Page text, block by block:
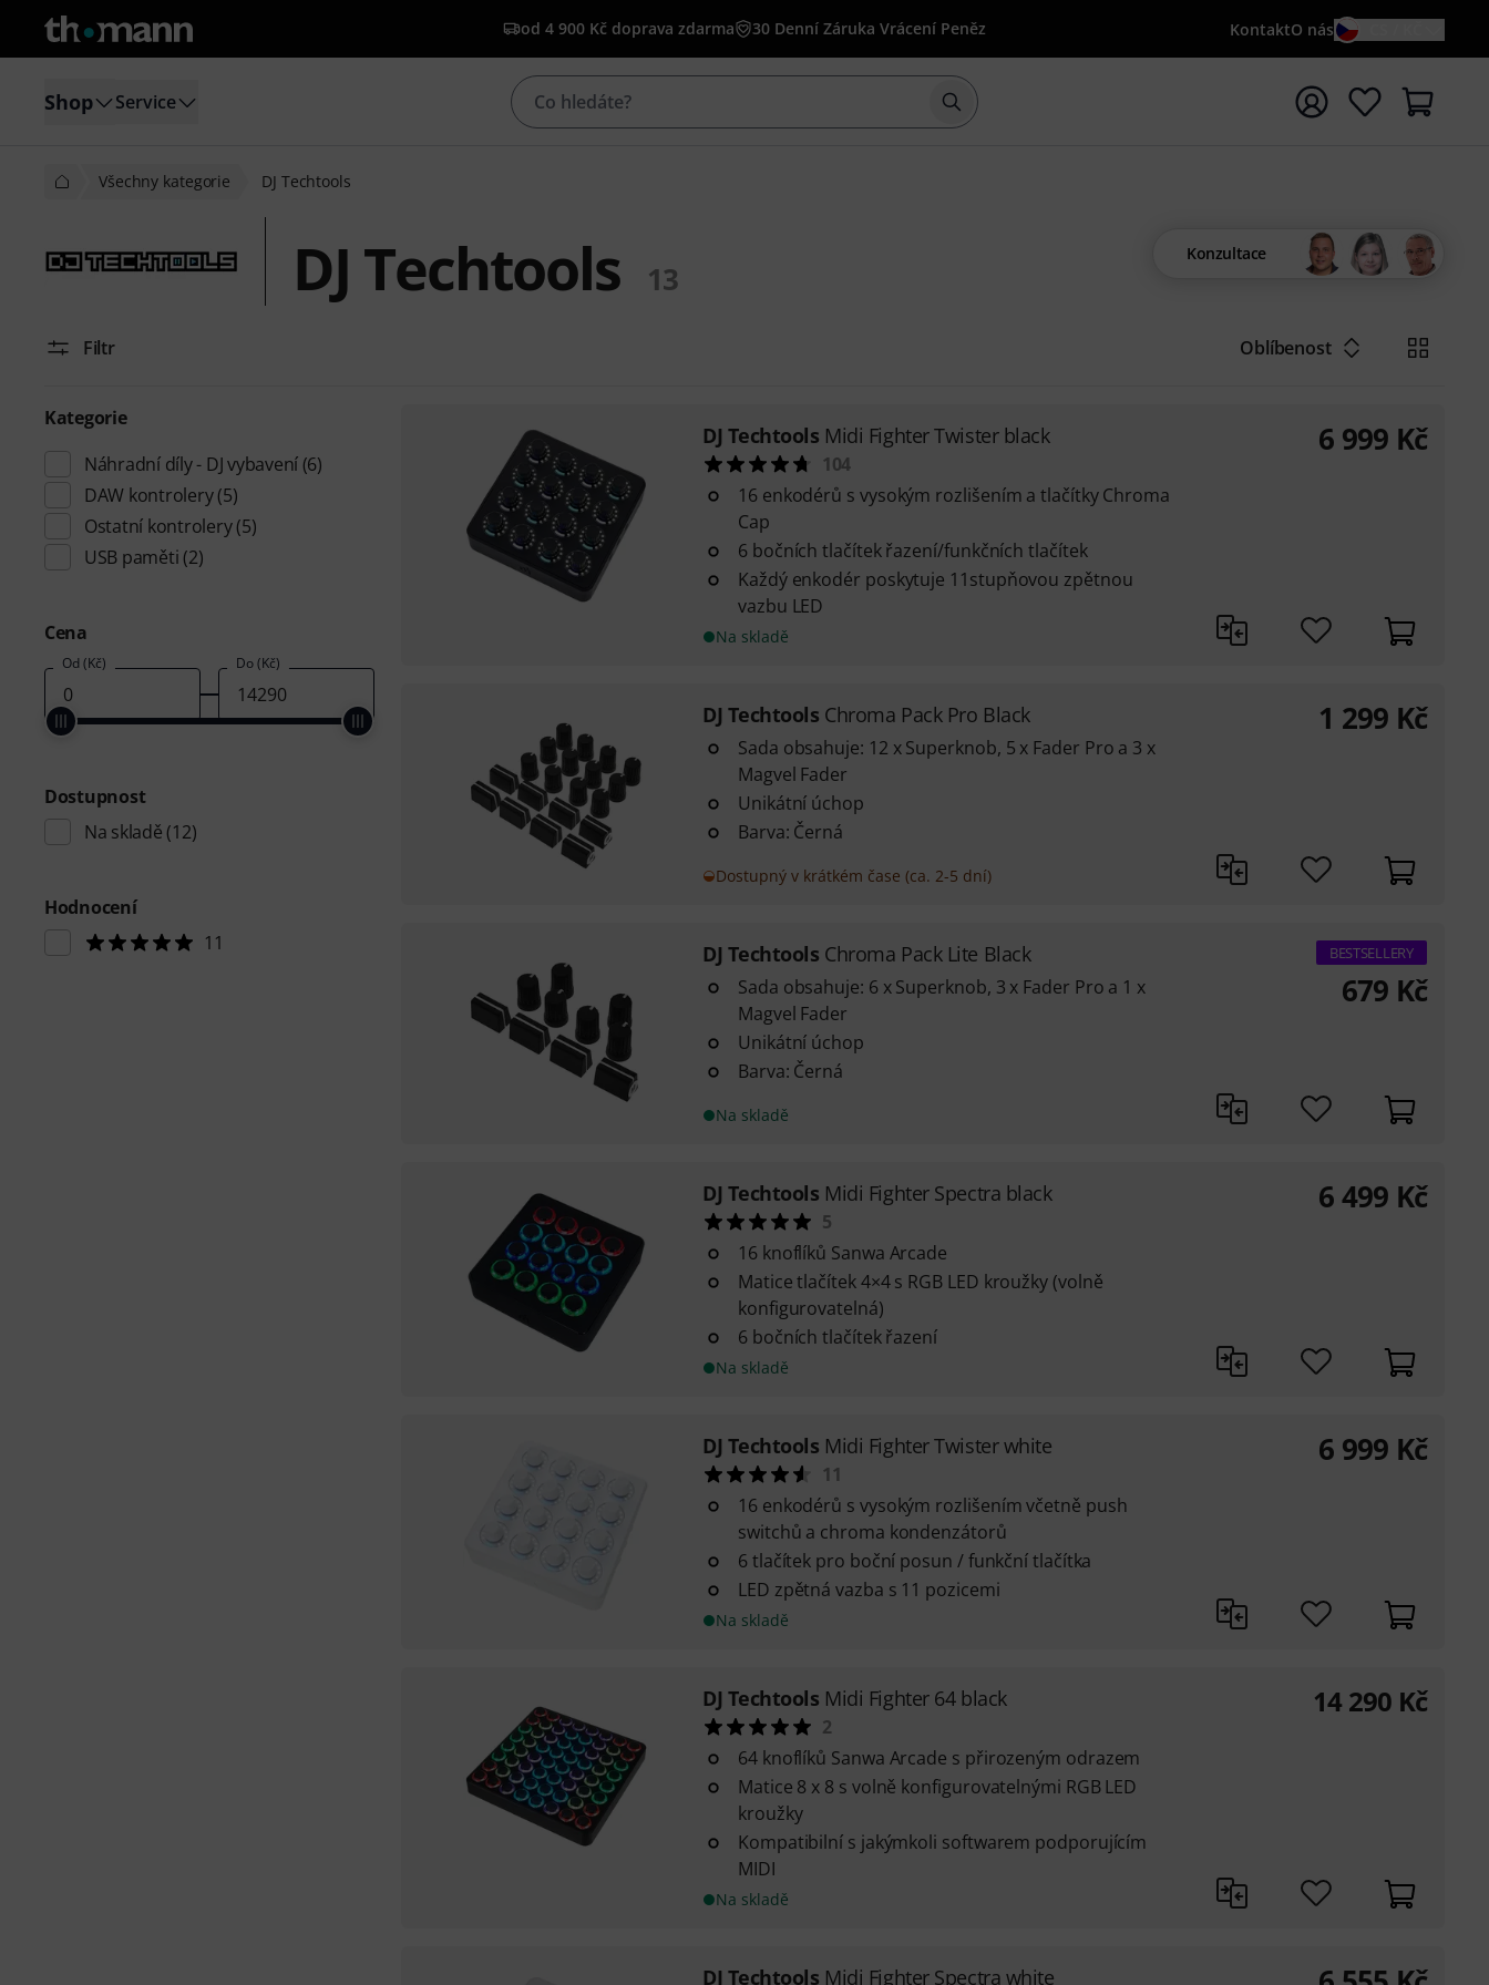
od 4 900 Kč doprava zdarma 30 Denní Záruka Vrácení Peněz KontaktO nás
Shop Service Začít vyhledávání s vyhledávaným výrazem {searchTerm}
Všechny kategorie DJ Techtools
DJ Techtools 13
Konzultace
Filtr Oblíbenost
Kategorie
Náhradní díly - DJ vybavení(6)
DAW kontrolery(5)
Ostatní kontrolery(5)
USB paměti (2)
Cena
Od (Kč) Do (Kč)
Dostupnost
Na skladě (12)
Hodnocení
11
DJ Techtools Midi Fighter Twister black
104
16 enkodérů s vysokým rozlišením a tlačítky Chroma
Cap
6 bočních tlačítek řazení/funkčních tlačítek
Každý enkodér poskytuje 11stupňovou zpětnou
vazbu LED
Na skladě
6 999 Kč
DJ Techtools Chroma Pack Pro Black
Sada obsahuje: 12 x Superknob, 5 x Fader Pro a 3 x
Magvel Fader
Unikátní úchop
Barva: Černá
Dostupný v krátkém čase (ca. 2-5 dní)
1 299 Kč
DJ Techtools Chroma Pack Lite Black
Sada obsahuje: 6 x Superknob, 3 x Fader Pro a 1 x
Magvel Fader
Unikátní úchop
Barva: Černá
Na skladě
BESTSELLERY
679 Kč
DJ Techtools Midi Fighter Spectra black
5
16 knoflíků Sanwa Arcade
Matice tlačítek 4×4 s RGB LED kroužky (volně
konfigurovatelná)
6 bočních tlačítek řazení
Na skladě
6 499 Kč
DJ Techtools Midi Fighter Twister white
11
16 enkodérů s vysokým rozlišením včetně push
switchů a chroma kondenzátorů
6 tlačítek pro boční posun / funkční tlačítka
LED zpětná vazba s 11 pozicemi
Na skladě
6 999 Kč
DJ Techtools Midi Fighter 64 black
2
64 knoflíků Sanwa Arcade s přirozeným odrazem
Matice 8 x 8 s volně konfigurovatelnými RGB LED
kroužky
Kompatibilní s jakýmkoli softwarem podporujícím
MIDI
Na skladě
14 290 Kč
DJ Techtools Midi Fighter Spectra white